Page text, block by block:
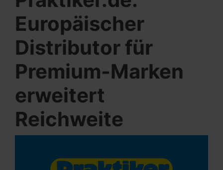
Europäischer
Distributor für
Premium-Marken
erweitert
Reichweite